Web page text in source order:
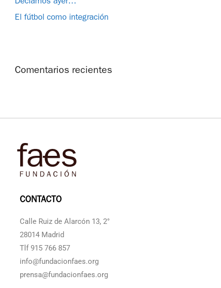
El fútbol como integración
Comentarios recientes
CONTACTO
Calle Ruiz de Alarcón 13, 2°
28014 Madrid
Tlf 915 766 857
info@fundacionfaes.org
prensa@fundacionfaes.org